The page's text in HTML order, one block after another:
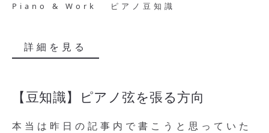
Piano & Work
ピアノ豆知識
詳細を見る
【豆知識】ピアノ弦を張る方向
本当は昨日の記事内で書こうと思っていた